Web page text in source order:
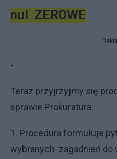
nul ZEROWE
-
Teraz przyjrzyjmy się
sprawie Prokuratura:
1. Procedura formułuje
wybranych zagadnień do